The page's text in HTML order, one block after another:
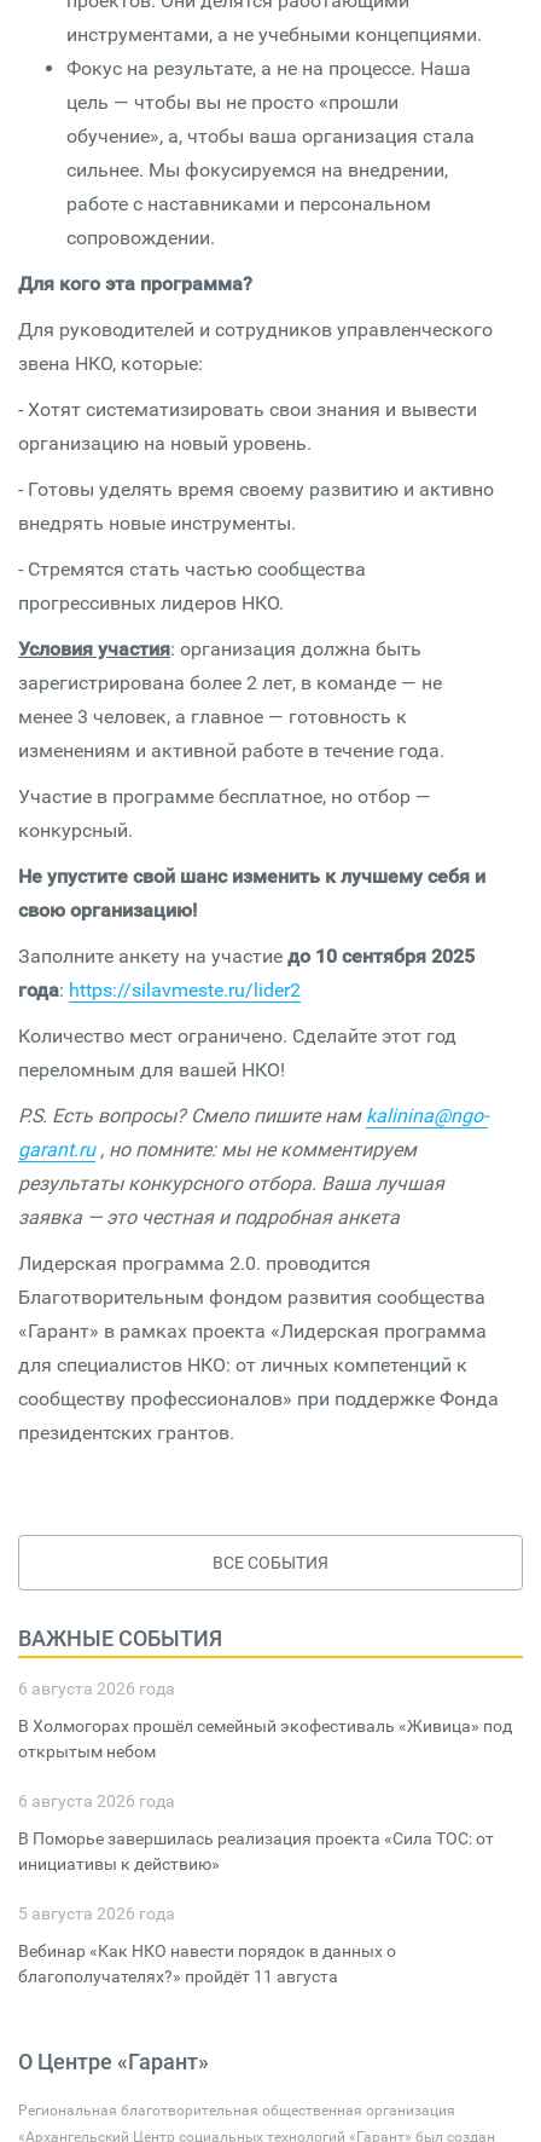
инструментами, а не учебными концепциями.
Фокус на результате, а не на процессе. Наша
цель — чтобы вы не просто «прошли
обучение», а, чтобы ваша организация стала
сильнее. Мы фокусируемся на внедрении,
работе с наставниками и персональном
сопровождении.
Для кого эта программа?
Для руководителей и сотрудников управленческого
звена НКО, которые:
- Хотят систематизировать свои знания и вывести
организацию на новый уровень.
- Готовы уделять время своему развитию и активно
внедрять новые инструменты.
- Стремятся стать частью сообщества
прогрессивных лидеров НКО.
Условия участия: организация должна быть
зарегистрирована более 2 лет, в команде — не
менее 3 человек, а главное — готовность к
изменениям и активной работе в течение года.
Участие в программе бесплатное, но отбор —
конкурсный.
Не упустите свой шанс изменить к лучшему себя и
свою организацию!
Заполните анкету на участие до 10 сентября 2025
года: https://silavmeste.ru/lider2
Количество мест ограничено. Сделайте этот год
переломным для вашей НКО!
P.S. Есть вопросы? Смело пишите нам kalinina@ngo-
garant.ru, но помните: мы не комментируем
результаты конкурсного отбора. Ваша лучшая
заявка — это честная и подробная анкета
Лидерская программа 2.0. проводится
Благотворительным фондом развития сообщества
«Гарант» в рамках проекта «Лидерская программа
для специалистов НКО: от личных компетенций к
сообществу профессионалов» при поддержке Фонда
президентских грантов.
ВСЕ СОБЫТИЯ
ВАЖНЫЕ СОБЫТИЯ
6 августа 2026 года
В Холмогорах прошёл семейный экофестиваль «Живица» под
открытым небом
6 августа 2026 года
В Поморье завершилась реализация проекта «Сила ТОС: от
инициативы к действию»
5 августа 2026 года
Вебинар «Как НКО навести порядок в данных о
благополучателях?» пройдёт 11 августа
О Центре «Гарант»
Региональная благотворительная общественная организация
«Архангельский Центр социальных технологий «Гарант» был создан